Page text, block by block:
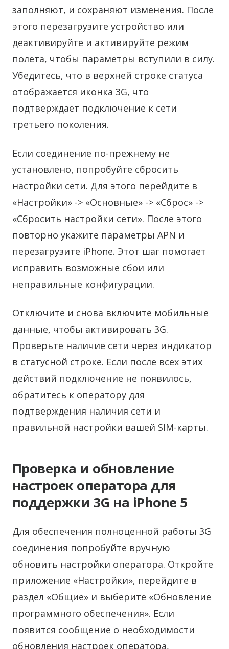
заполняют, и сохраняют изменения. После
этого перезагрузите устройство или
деактивируйте и активируйте режим
полета, чтобы параметры вступили в силу.
Убедитесь, что в верхней строке статуса
отображается иконка 3G, что
подтверждает подключение к сети
третьего поколения.
Если соединение по-прежнему не
установлено, попробуйте сбросить
настройки сети. Для этого перейдите в
«Настройки» -> «Основные» -> «Сброс» ->
«Сбросить настройки сети». После этого
повторно укажите параметры APN и
перезагрузите iPhone. Этот шаг помогает
исправить возможные сбои или
неправильные конфигурации.
Отключите и снова включите мобильные
данные, чтобы активировать 3G.
Проверьте наличие сети через индикатор
в статусной строке. Если после всех этих
действий подключение не появилось,
обратитесь к оператору для
подтверждения наличия сети и
правильной настройки вашей SIM-карты.
Проверка и обновление
настроек оператора для
поддержки 3G на iPhone 5
Для обеспечения полноценной работы 3G
соединения попробуйте вручную
обновить настройки оператора. Откройте
приложение «Настройки», перейдите в
раздел «Общие» и выберите «Обновление
программного обеспечения». Если
появится сообщение о необходимости
обновления настроек оператора,